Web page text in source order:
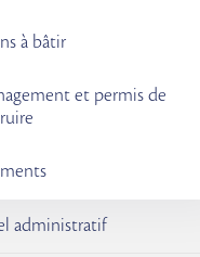
à bâtir
et permis de
administratif